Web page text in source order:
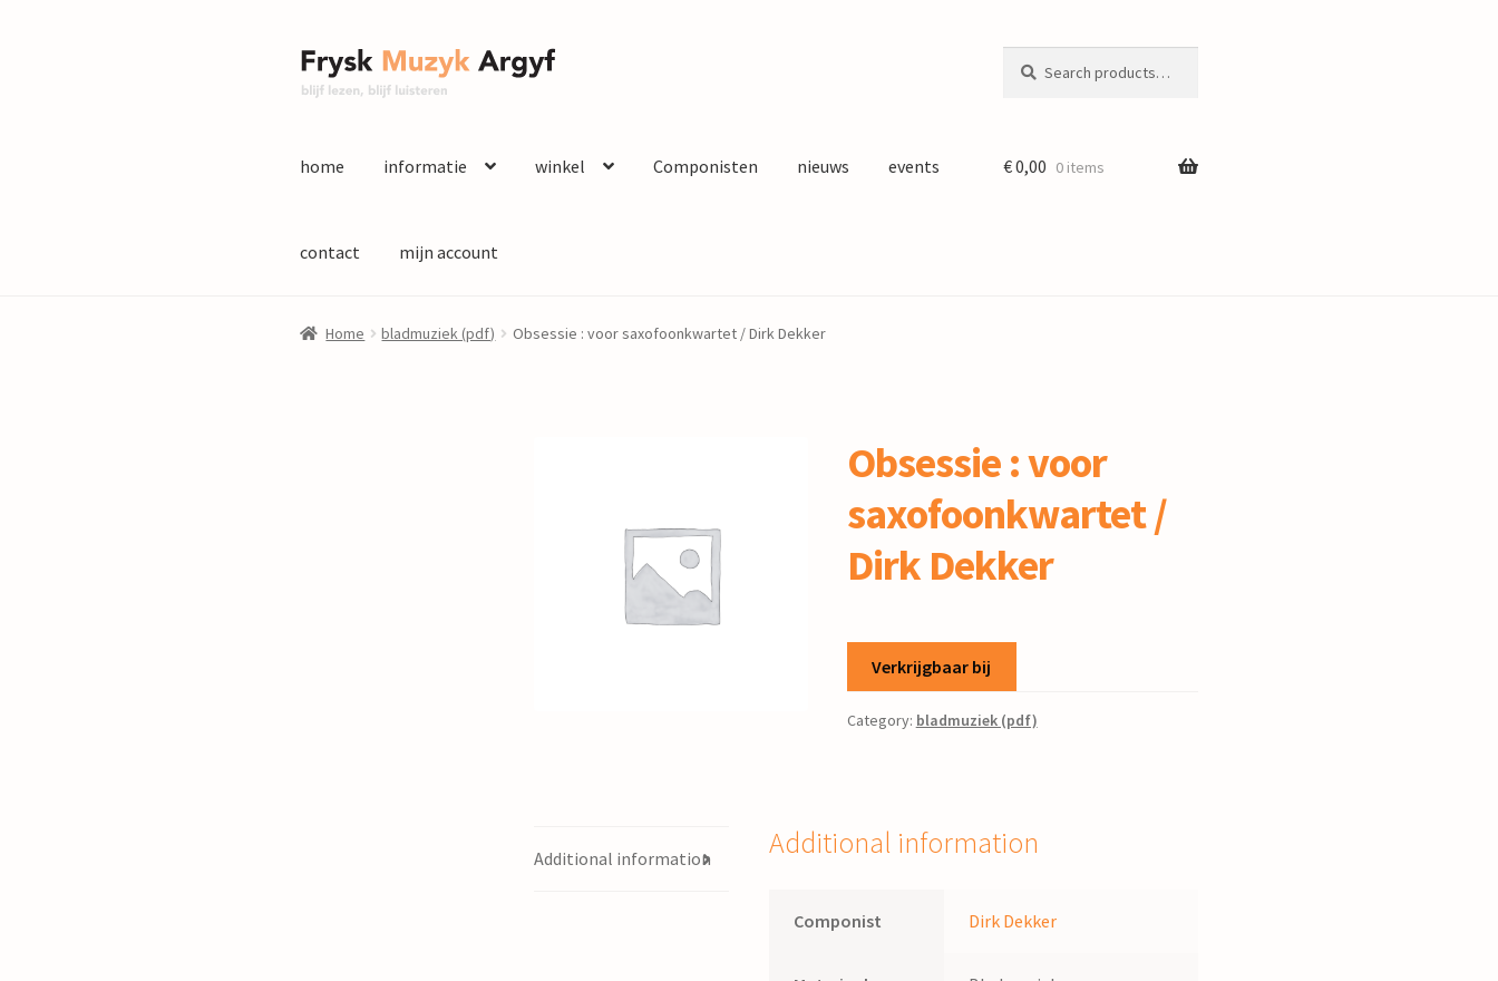
Ga
door
Ga
naar
for:
home informatie winkel Componisten nieuws events
contact mijn account
€0,00 0 items
Home bladmuziek (pdf) Obsessie : voor saxofoonkwartet / Dirk Dekker
Obsessie : voor
saxofoonkwartet /
Dirk Dekker
Verkrijgbaar bij
Category: bladmuziek (pdf)
Additional information Additional information
Componist Dirk Dekker